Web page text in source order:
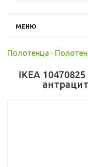
МЕНЮ
Полотенца -
IKEA